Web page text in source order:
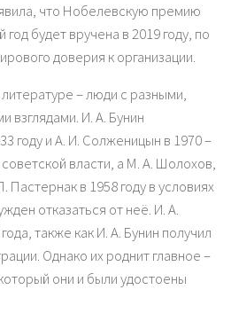
что Нобелевскую премию
будет вручена в 2019 году, по
доверия к организации.
– люди с разными,
взглядами. И. А. Бунин
году и А. И. Солженицын в 1970 –
власти, а М. А. Шолохов,
Пастернак в 1958 году в условиях
отказаться от неё. И. А.
также как И. А. Бунин получил
Однако их роднит главное –
они и были удостоены